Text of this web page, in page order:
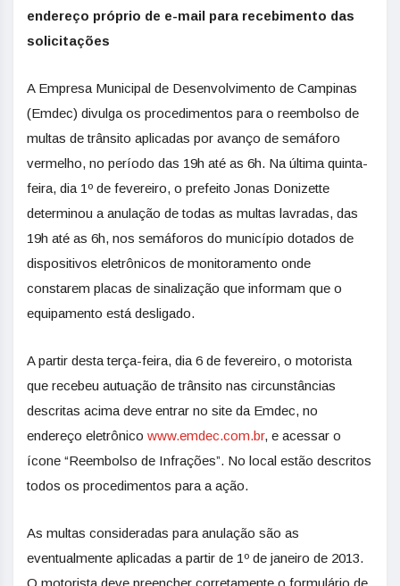
endereço próprio de e-mail para recebimento das
solicitações
A Empresa Municipal de Desenvolvimento de Campinas
(Emdec) divulga os procedimentos para o reembolso de
multas de trânsito aplicadas por avanço de semáforo
vermelho, no período das 19h até as 6h. Na última quinta-
feira, dia 1º de fevereiro, o prefeito Jonas Donizette
determinou a anulação de todas as multas lavradas, das
19h até as 6h, nos semáforos do município dotados de
dispositivos eletrônicos de monitoramento onde
constarem placas de sinalização que informam que o
equipamento está desligado.
A partir desta terça-feira, dia 6 de fevereiro, o motorista
que recebeu autuação de trânsito nas circunstâncias
descritas acima deve entrar no site da Emdec, no
endereço eletrônico www.emdec.com.br, e acessar o
ícone “Reembolso de Infrações”. No local estão descritos
todos os procedimentos para a ação.
As multas consideradas para anulação são as
eventualmente aplicadas a partir de 1º de janeiro de 2013.
O motorista deve preencher corretamente o formulário de